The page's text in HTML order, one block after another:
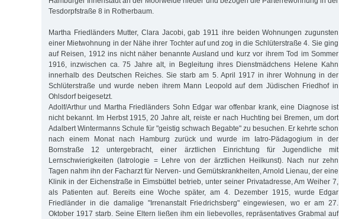
Tesdorpfstraße 8 in Rotherbaum.
Martha Friedländers Mutter, Clara Jacobi, gab 1911 ihre beiden Wohnungen zugunsten
einer Mietwohnung in der Nähe ihrer Tochter auf und zog in die Schlüterstraße 4. Sie ging
auf Reisen, 1912 ins nicht näher benannte Ausland und kurz vor ihrem Tod im Sommer
1916, inzwischen ca. 75 Jahre alt, in Begleitung ihres Dienstmädchens Helene Kahn
innerhalb des Deutschen Reiches. Sie starb am 5. April 1917 in ihrer Wohnung in der
Schlüterstraße und wurde neben ihrem Mann Leopold auf dem Jüdischen Friedhof in
Ohlsdorf beigesetzt.
Adolf/Arthur und Martha Friedländers Sohn Edgar war offenbar krank, eine Diagnose ist
nicht bekannt. Im Herbst 1915, 20 Jahre alt, reiste er nach Huchting bei Bremen, um dort
Adalbert Wintermanns Schule für "geistig schwach Begabte" zu besuchen. Er kehrte schon
nach einem Monat nach Hamburg zurück und wurde im Iatro-Pädagogium in der
Bornstraße 12 untergebracht, einer ärztlichen Einrichtung für Jugendliche mit
Lernschwierigkeiten (Iatrologie = Lehre von der ärztlichen Heilkunst). Nach nur zehn
Tagen nahm ihn der Facharzt für Nerven- und Gemütskrankheiten, Arnold Lienau, der eine
Klinik in der Eichenstraße in Eimsbüttel betrieb, unter seiner Privatadresse, Am Weiher 7,
als Patienten auf. Bereits eine Woche später, am 4. Dezember 1915, wurde Edgar
Friedländer in die damalige "Irrenanstalt Friedrichsberg" eingewiesen, wo er am 27.
Oktober 1917 starb. Seine Eltern ließen ihm ein liebevolles, repräsentatives Grabmal auf